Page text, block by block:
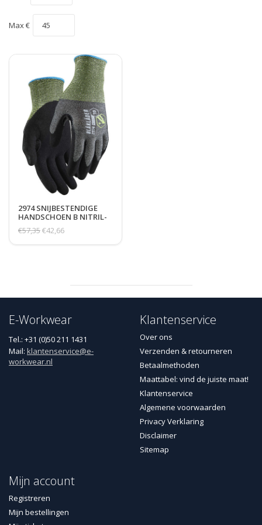
Max €
2974 SNIJBESTENDIGE
HANDSCHOEN B NITRIL-
GEDIPT 6-PACK
€57,35€42,66
E-Workwear
Tel.: +31 (0)50 211 1431
Mail: klantenservice@e-
workwear.nl
Klantenservice
Over ons
Verzenden & retourneren
Betaalmethoden
Maattabel: vind de juiste maat!
Klantenservice
Algemene voorwaarden
Privacy Verklaring
Disclaimer
Sitemap
Mijn account
Registreren
Mijn bestellingen